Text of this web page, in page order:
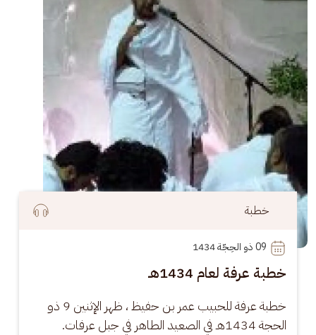
خطبة
09
خطبة عرفة لعام 1434هـ
خطبة عرفة للحبيب عمر بن حفيظ ، ظهر الإثنين 9 ذو
الحجة 1434هـ في الصعيد الطاهر في جبل عرفات.